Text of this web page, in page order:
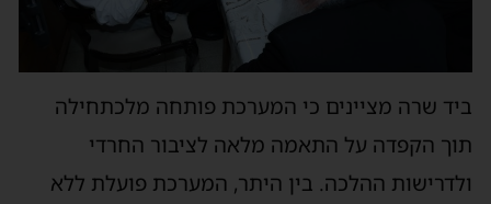
ביד שרה מציינים כי המערכת פותחה מלכתחילה
תוך הקפדה על התאמה מלאה לציבור החרדי
ולדרישות ההלכה. בין היתר, המערכת פועלת ללא